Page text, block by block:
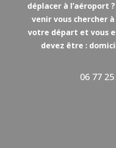
déplacer à l’aéroport
venir vous chercher
votre départ et vous
devez être :
06 77